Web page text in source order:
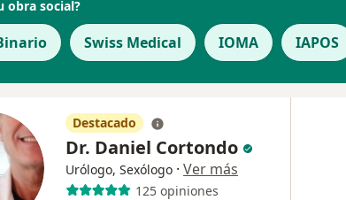
obra social?
Swiss Medical IOMA IAPOS
Destacado
Dr. Daniel Cortondo
Urólogo, Sexólogo · Ver más
125 opiniones